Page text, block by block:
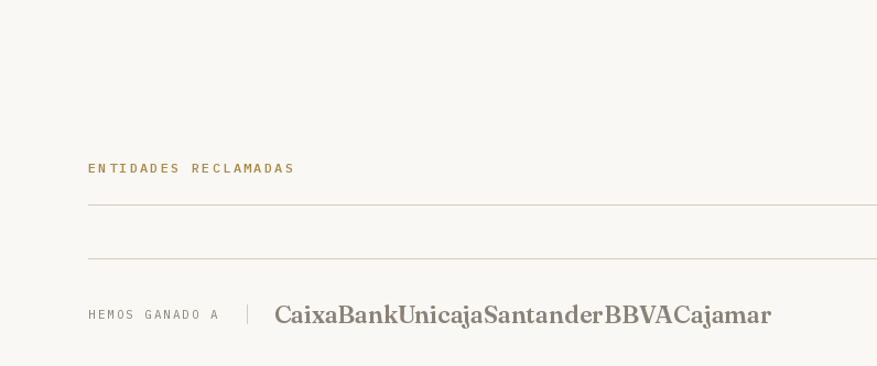
ENTIDADES RECLAMADAS
HEMOS GANADO A CaixaBankUnicajaSantanderBBVACajamar